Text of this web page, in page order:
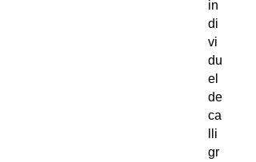
in
di
vi
du
el
de
ca
lli
gr